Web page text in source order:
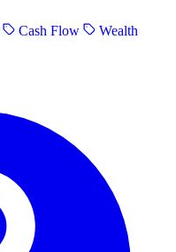
Cash Flow
Wealth